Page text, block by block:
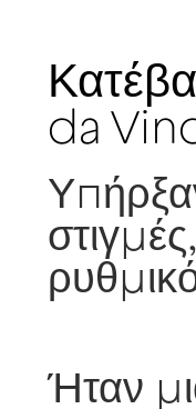
da
Ήταν